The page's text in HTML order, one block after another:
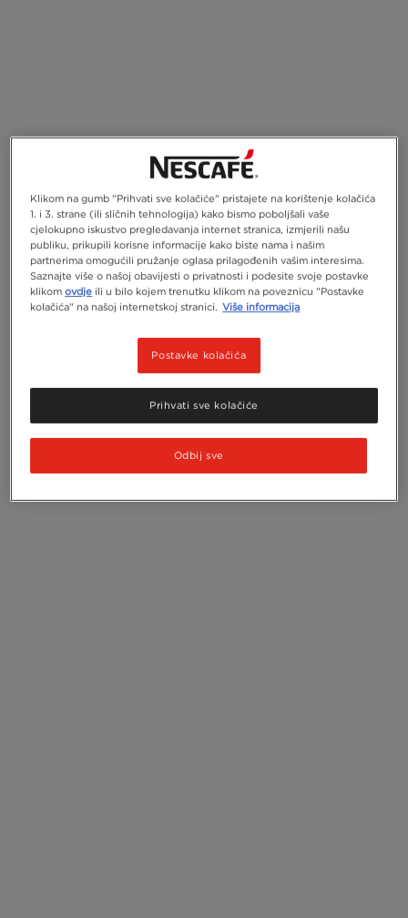
Klikom na gumb "Prihvati sve kolačiće" pristajete na korištenje kolačića
1. i 3. strane (ili sličnih tehnologija) kako bismo poboljšali vaše
cjelokupno iskustvo pregledavanja internet stranica, izmjerili našu
publiku, prikupili korisne informacije kako biste nama i našim
partnerima omogućili pružanje oglasa prilagođenih vašim interesima.
Saznajte više o našoj obavijesti o privatnosti i podesite svoje postavke
klikomovdje ili u bilo kojem trenutku klikom na poveznicu "Postavke
kolačića" na našoj internetskoj stranici. Više informacija
Postavke kolačića
Odbij sve
Prihvati sve kolačiće